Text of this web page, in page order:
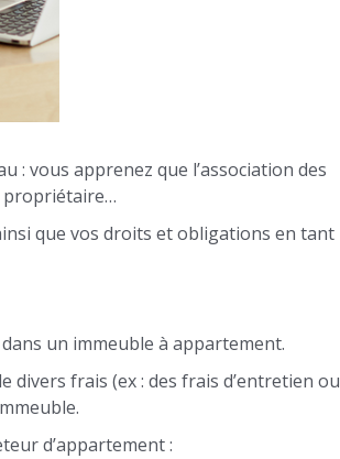
: vous apprenez que l’association des
propriétaire…
que vos droits et obligations en tant
un immeuble à appartement.
divers frais (ex : des frais d’entretien ou
d’appartement :